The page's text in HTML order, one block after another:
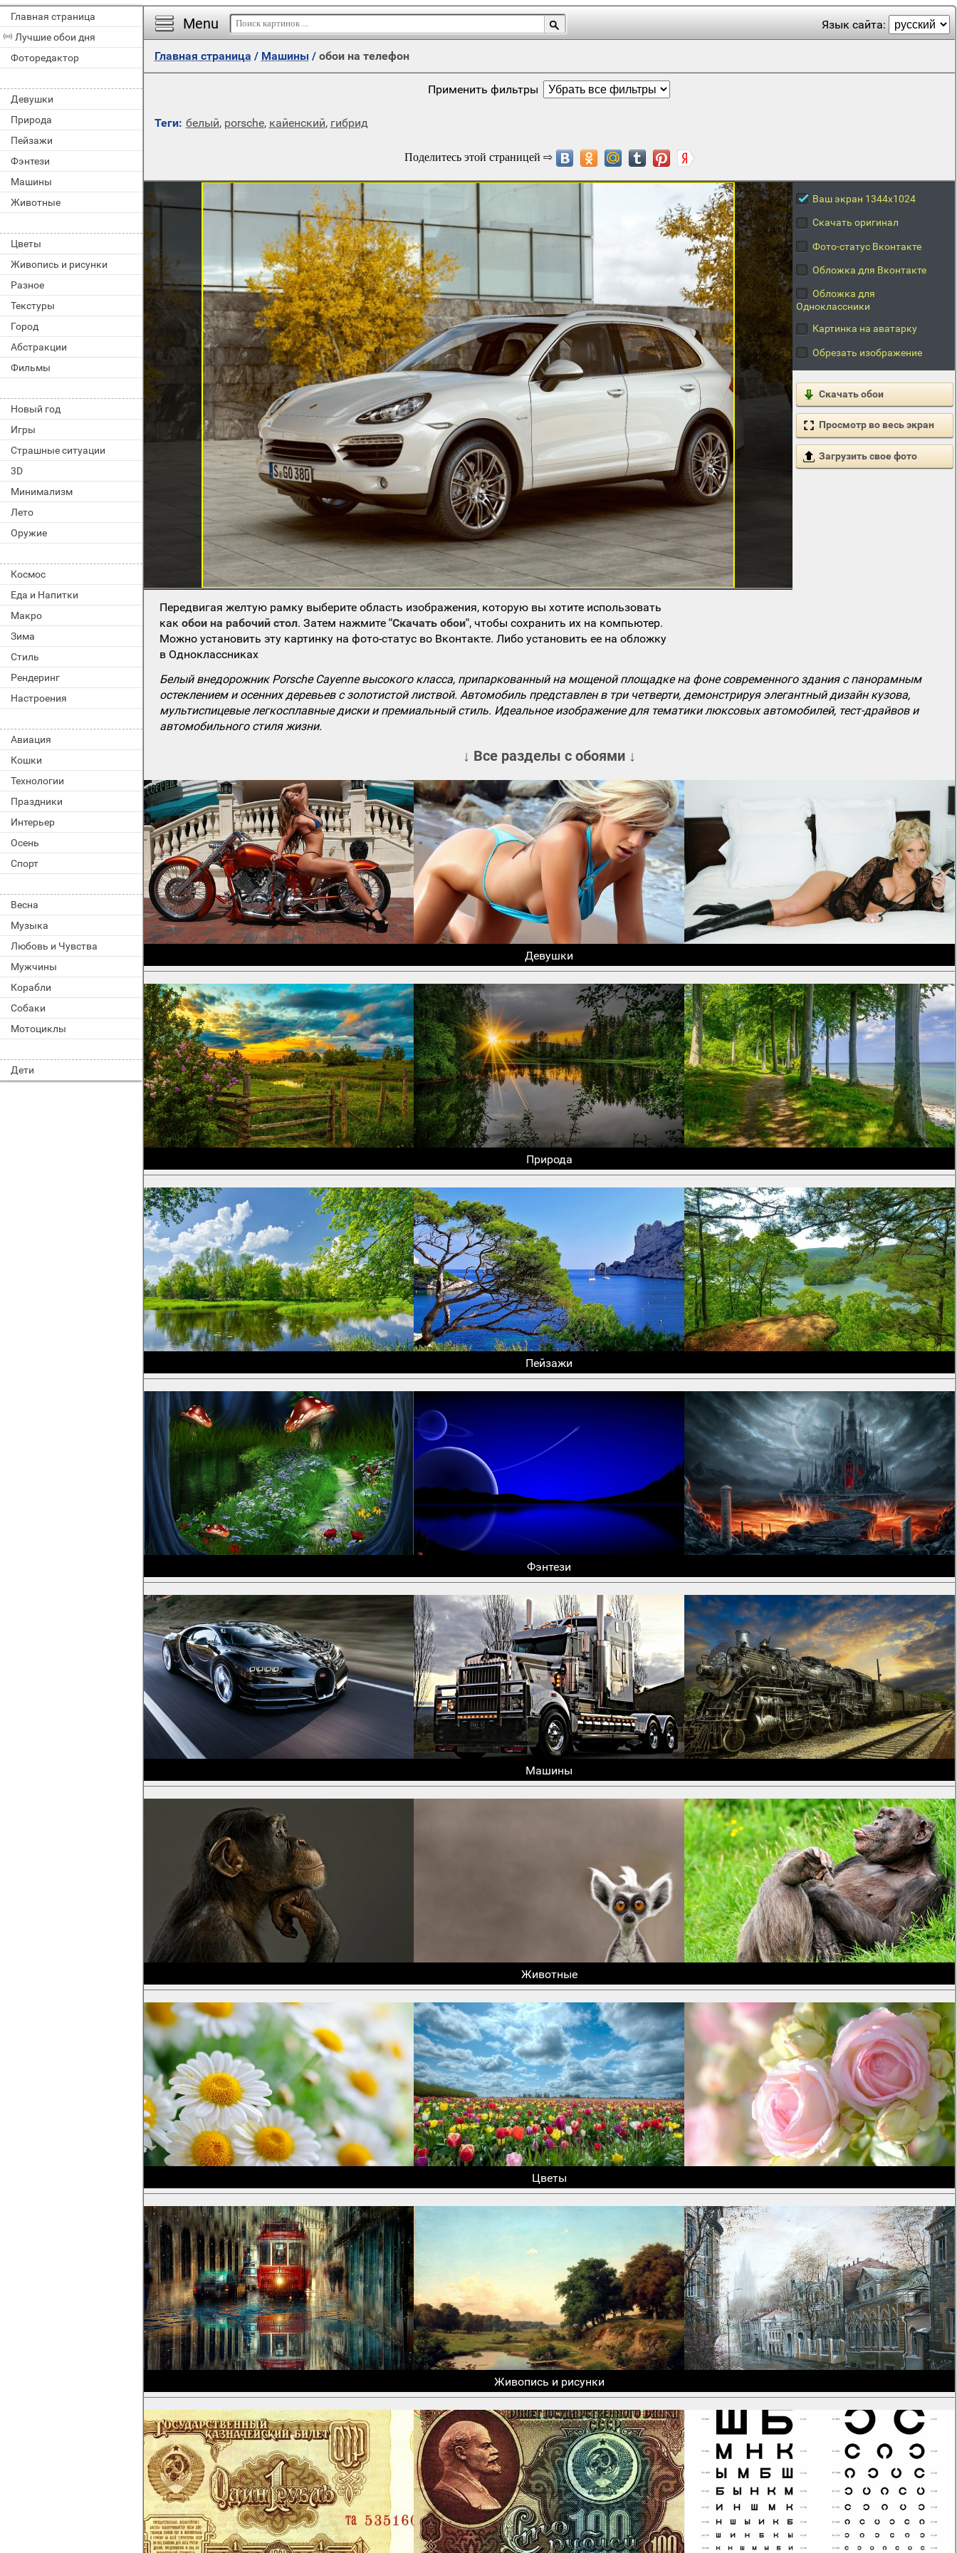
Главная страница
Лучшие обои дня
Фоторедактор
Девушки
Природа
Пейзажи
Фэнтези
Машины
Животные
Цветы
Живопись и рисунки
Разное
Текстуры
Город
Абстракции
Фильмы
Новый год
Игры
Страшные ситуации
3D
Минимализм
Лето
Оружие
Космос
Еда и Напитки
Макро
Зима
Стиль
Рендеринг
Настроения
Авиация
Кошки
Технологии
Праздники
Интерьер
Осень
Спорт
Весна
Музыка
Любовь и Чувства
Мужчины
Корабли
Собаки
Мотоциклы
Дети
Menu Язык сайта:
Главная страница / Машины/ обои на телефон
Применить фильтры
Теги: белый, porsche, кайенский, гибрид
Ваш экран 1344x1024
Скачать оригинал
Фото-статус Вконтакте
Обложка для Вконтакте
Обложка для
Одноклассники
Картинка на аватарку
Обрезать изображение
Скачать обои
Просмотр во весь экран
Загрузить свое фото
Передвигая желтую рамку выберите область изображения, которую вы хотите использовать
какобои на рабочий стол. Затем нажмите"Скачать обои", чтобы сохранить их на компьютер.
Можно установить эту картинку на фото-статус во Вконтакте. Либо установить ее на обложку
в Одноклассниках
Белый внедорожник Porsche Cayenne высокого класса, припаркованный на мощеной площадке на фоне современного здания с панорамным
остеклением и осенних деревьев с золотистой листвой. Автомобиль представлен в три четверти, демонстрируя элегантный дизайн кузова,
мультиспицевые легкосплавные диски и премиальный стиль. Идеальное изображение для тематики люксовых автомобилей, тест-драйвов и
автомобильного стиля жизни.
↓ Все разделы с обоями ↓
Девушки
Природа
Пейзажи
Фэнтези
Машины
Животные
Цветы
Живопись и рисунки